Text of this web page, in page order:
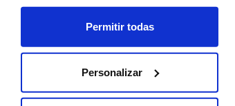
Permitir todas
Personalizar
Tabla Periódica
Canal de denuncias